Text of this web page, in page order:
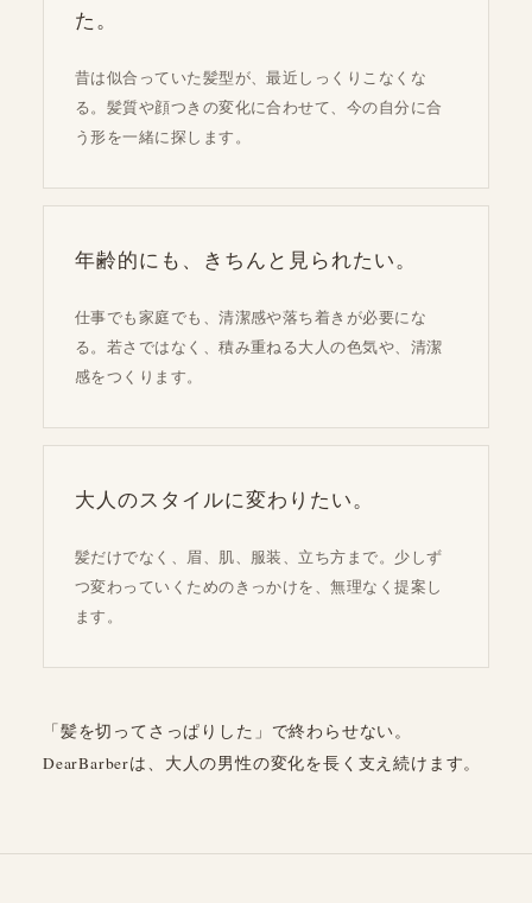
た。
昔は似合っていた髪型が、最近しっくりこなくな
る。髪質や顔つきの変化に合わせて、今の自分に合
う形を一緒に探します。
年齢的にも、きちんと見られたい。
仕事でも家庭でも、清潔感や落ち着きが必要にな
る。若さではなく、積み重ねる大人の色気や、清潔
感をつくります。
大人のスタイルに変わりたい。
髪だけでなく、眉、肌、服装、立ち方まで。少しず
つ変わっていくためのきっかけを、無理なく提案し
ます。
「髪を切ってさっぱりした」で終わらせない。
DearBarberは、大人の男性の変化を長く支え続けます。